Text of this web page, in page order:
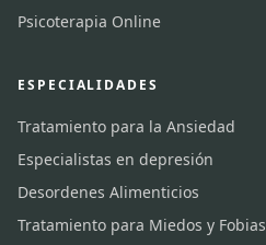
Psicoterapia Online
ESPECIALIDADES
Tratamiento para la Ansiedad
Especialistas en depresión
Desordenes Alimenticios
Tratamiento para Miedos y Fobias